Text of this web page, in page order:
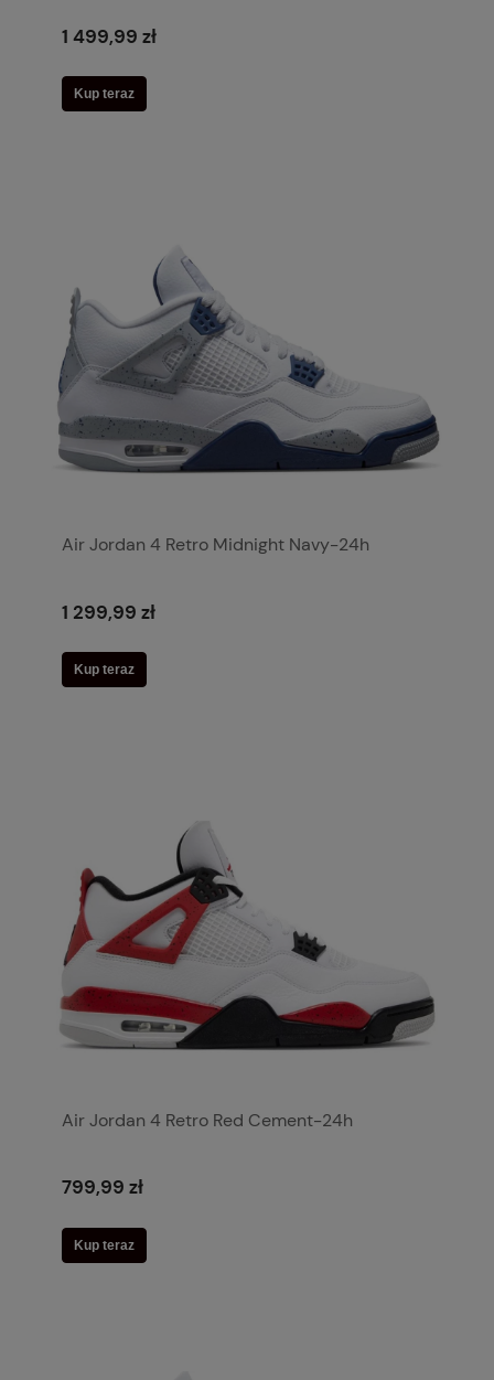
1 499,99 zł
Kup teraz
Air Jordan 4 Retro Midnight Navy-24h
1 299,99 zł
Kup teraz
Air Jordan 4 Retro Red Cement-24h
799,99 zł
Kup teraz